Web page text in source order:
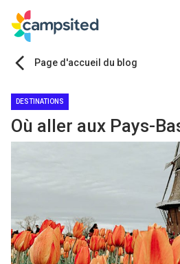
Page d'accueil du blog
DESTINATIONS
Où aller aux Pays-